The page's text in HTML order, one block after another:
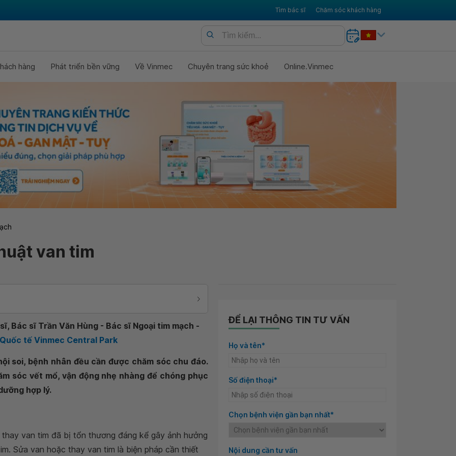
Tìm bác sĩ Chăm sóc khách hàng
hàng Phát triển bền vững Về Vinmec Chuyên trang sức khoẻ Online.Vinmec
van tim
Bác sĩ Trần Văn Hùng - Bác sĩ Ngoại tim mạch -
tế Vinmec Central Park
soi, bệnh nhân đều cần được chăm sóc chu đáo.
sóc vết mổ, vận động nhẹ nhàng để chóng phục
hợp lý.
van tim đã bị tổn thương đáng kể gây ảnh hưởng
Sửa van hoặc thay van tim là biện pháp cần thiết
ĐỂ LẠI THÔNG TIN TƯ VẤN
Họ và tên*
Số điện thoại*
Chọn bệnh viện gần bạn nhất*
Nội dung cần tư vấn